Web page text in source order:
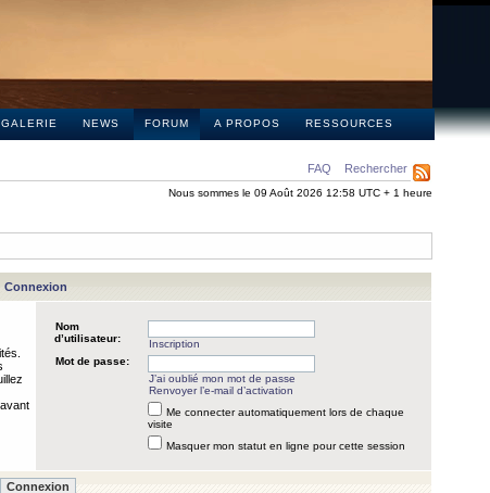
GALERIE NEWS FORUM A PROPOS RESSOURCES
FAQ Rechercher
Nous sommes le 09 Août 2026 12:58 UTC + 1 heure
Connexion
Nom
d’utilisateur:
Inscription
Mot de passe:
J’ai oublié mon mot de passe
Renvoyer l’e-mail d’activation
Me connecter automatiquement lors de chaque
visite
Masquer mon statut en ligne pour cette session